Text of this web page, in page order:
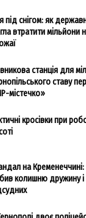
під снігом: як
втратити мільйони
станція для
ставу
містечко»
кросівки при
на
колишню дружину і